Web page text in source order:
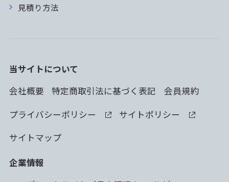
見積り方法
当サイトについて
会社概要
特定商取引法に基づく表記
会員規約
プライバシーポリシー
サイトポリシー
サイトマップ
企業情報